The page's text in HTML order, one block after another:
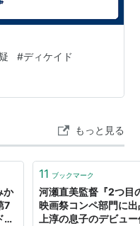
#ディケイド
もっと見る
か
7
ラ
11 ブックマーク
河瀬直美監督『2つ目
映画祭コンペ部門に
上淳の息子のデビュ